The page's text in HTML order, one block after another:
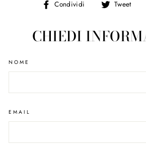
Condividi
CondividiTweet
CHIEDI
NOME
EMAIL